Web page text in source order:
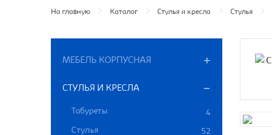
На главную Каталог Стулья и кресла Стулья
МЕБЕЛЬ КОРПУСНАЯ
СТУЛЬЯ И КРЕСЛА
Табуреты
4
Стулья
52